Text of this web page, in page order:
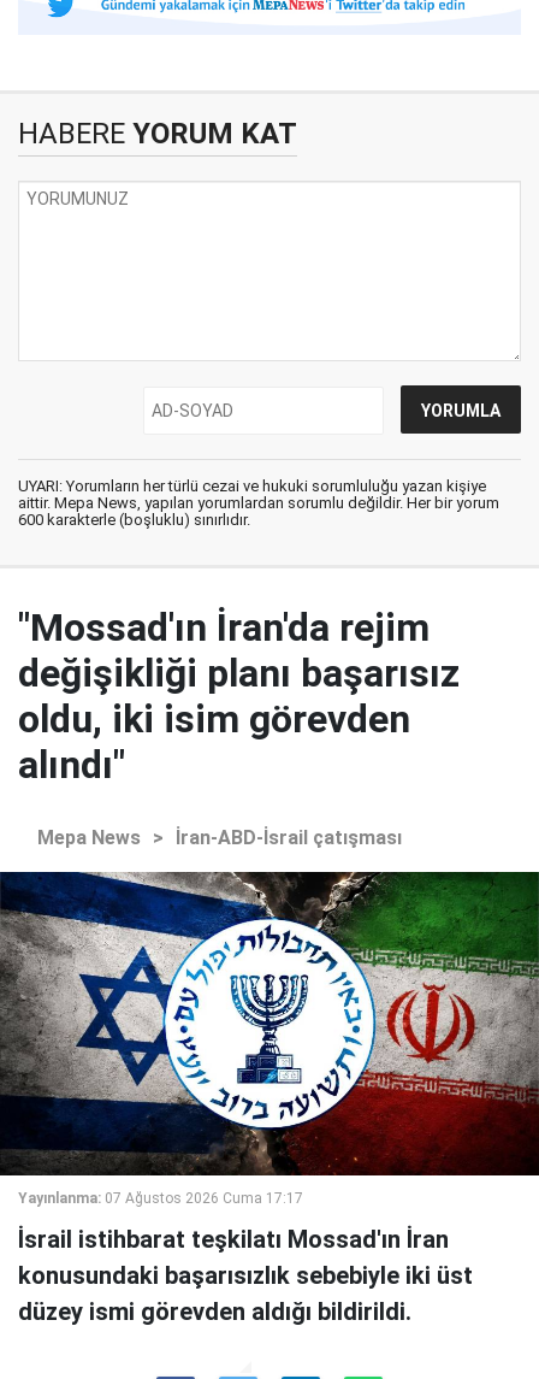
HABERE YORUM KAT
UYARI: Yorumların her türlü cezai ve hukuki sorumluluğu yazan kişiye
aittir. Mepa News, yapılan yorumlardan sorumlu değildir. Her bir yorum
600 karakterle (boşluklu) sınırlıdır.
"Mossad'ın İran'da rejim
değişikliği planı başarısız
oldu, iki isim görevden
alındı"
Mepa News > İran-ABD-İsrail çatışması
Yayınlanma: 07 Ağustos 2026 Cuma 17:17
İsrail istihbarat teşkilatı Mossad'ın İran
konusundaki başarısızlık sebebiyle iki üst
düzey ismi görevden aldığı bildirildi.